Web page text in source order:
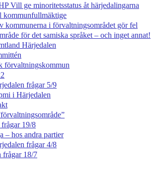
Vill ge minoritetsstatus åt härjedalingarna
kommunfullmäktige
kommunerna i förvaltningsområdet gör fel
för det samiska språket – och inget annat!
Härjedalen
förvaltningskommun
frågar 5/9
i Härjedalen
19/8
– hos andra partier
frågar 4/8
frågar 18/7